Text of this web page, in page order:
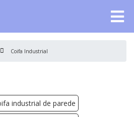
Coifa Industrial
industrial de parede